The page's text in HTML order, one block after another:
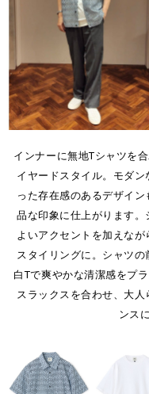
インナーに無地Tシャツを
イヤードスタイル。モダ
った存在感のあるデザイ
品な印象に仕上がります
よいアクセントを加えな
スタイリングに。シャツ
白Tで爽やかな清潔感をプ
スラックスを合わせ、大
ンス